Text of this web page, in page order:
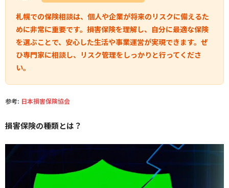
札幌での保険相談は、個人や企業が将来のリスクに備えるた
めに非常に重要です。損害保険を理解し、自分に最適な保険
を選ぶことで、安心した生活や事業運営が実現できます。ぜ
ひ専門家に相談し、リスク管理をしっかりと行ってくださ
い。
参考: 日本損害保険協会
損害保険の種類とは？